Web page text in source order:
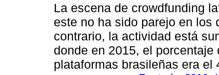
La escena de crowdfunding
este no ha sido parejo en
contrario, la actividad está
donde en 2015, el
plataformas brasileñas era el